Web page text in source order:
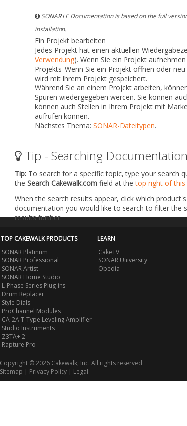
SONAR LE Documentation is based on the full
installation.
Ein Projekt bearbeiten
Jedes Projekt hat einen aktuellen
Verwendung). Wenn Sie ein Projekt
Projekts. Wenn Sie ein Projekt öffnen oder
wird mit Ihrem Projekt gespeichert.
Während Sie an einem Projekt arbeiten,
Spuren wiedergegeben werden. Sie können
können auch Stellen in Ihrem Projekt mit
aufrufen können.
Nächstes Thema: SONAR-Dateitypen.
Tip - Searching Documentation
Tip: To search for a specific topic, type your search
the Search Cakewalk.com field at thetop right of this
When the search results appear, click which product's
documentation you would like to search to filter the
results further.
TOP CAKEWALK PRODUCTS
SONAR Platinum
SONAR Professional
SONAR Artist
SONAR Home Studio
L-Phase Series Plug-ins
Drum Replacer
Style Dials
ProChannel Modules
CA-2A T-Type Leveling Amplifier
Studio Instruments
Z3TA+ 2
Rapture Pro
LEARN
CakeTV
SONAR University
Obedia
Copyright © 2026 Cakewalk, Inc. All rights reserved
Sitemap | Privacy Policy | Legal